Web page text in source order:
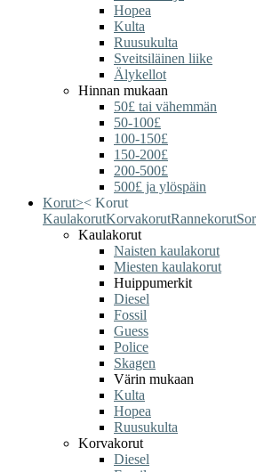
Hopea
Kulta
Ruusukulta
Sveitsiläinen liike
Älykellot
Hinnan mukaan
50£ tai vähemmän
50-100£
100-150£
150-200£
200-500£
500£ ja ylöspäin
Korut>< Korut
KaulakorutKorvakorutRannekorut
Kaulakorut
Naisten kaulakorut
Miesten kaulakorut
Huippumerkit
Diesel
Fossil
Guess
Police
Skagen
Värin mukaan
Kulta
Hopea
Ruusukulta
Korvakorut
Diesel